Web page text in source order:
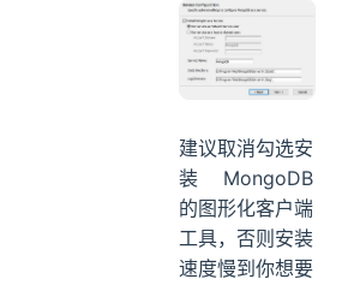
建议取消勾选安
装 MongoDB
的图形化客户端
工具，否则安装
速度慢到你想要